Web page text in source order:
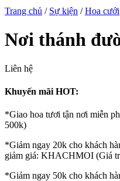
Trang chủ / Sự kiện / Hoa cưới
Nơi thánh
Liên hệ
Khuyến mãi HOT:
*Giao hoa tươi tận nơi miễn
500k)
*Giảm ngay 20k cho khách
giảm giá: KHACHMOI (Giá
*Giảm ngay 50k cho khách